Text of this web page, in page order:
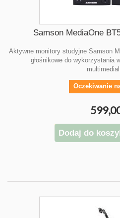
Samson MediaOne
Aktywne monitory studyjne Samson
głośnikowe do wykorzystania
Oczekiwanie
Dodaj do